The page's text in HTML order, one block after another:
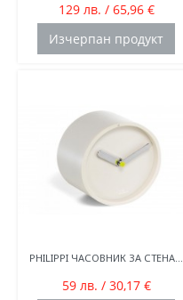
129 лв. / 65,96 €
Изчерпан продукт
PHILIPPI ЧАСОВНИК ЗА СТЕНА...
59 лв. / 30,17 €